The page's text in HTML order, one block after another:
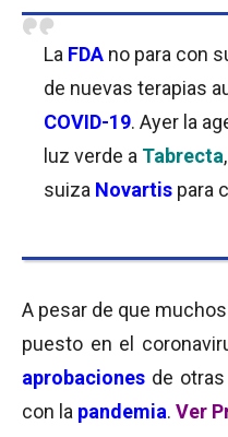
La FDA no para con
de nuevas terapias
COVID-19. Ayer la
luz verde a Tabrecta
suiza Novartis para
A pesar de que muchos
puesto en el
aprobaciones de
con la pandemia. Ver